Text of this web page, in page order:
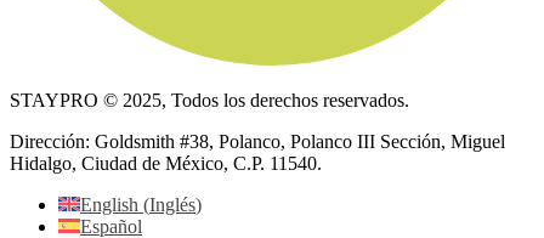
STAYPRO © 2025, Todos los derechos reservados.
Dirección: Goldsmith #38, Polanco, Polanco III Sección, Miguel
Hidalgo, Ciudad de México, C.P. 11540.
English (Inglés)
Español